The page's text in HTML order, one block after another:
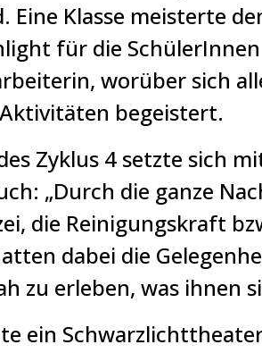
Eine Klasse meisterte
für die
worüber sich
begeistert.
Zyklus 4 setzte sich
„Durch die ganze
die Reinigungskraft
dabei die
zu erleben, was ihnen
ein